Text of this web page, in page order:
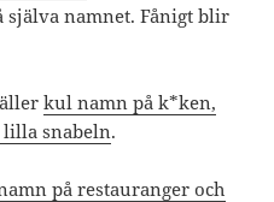
namnet. Fånigt blir
kul namn på k*ken,
lilla snabeln.
på restauranger och